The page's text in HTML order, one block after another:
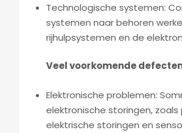
Technologische systemen:
systemen naar behoren
rijhulpsystemen en de
Veel voorkomende
Elektronische problemen:
elektronische storingen,
elektrische storingen en